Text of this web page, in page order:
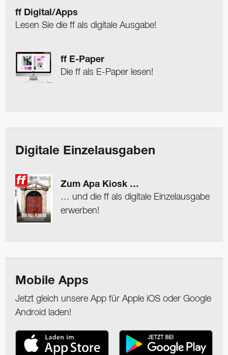
ff Digital/Apps
Lesen Sie die ff als digitale Ausgabe!
ff E-Paper
Die ff als E-Paper lesen!
Digitale Einzelausgaben
Zum Apa Kiosk …
… und die ff als digitale Einzelausgabe
erwerben!
Mobile Apps
Jetzt gleich unsere App für Apple iOS oder Google
Android laden!